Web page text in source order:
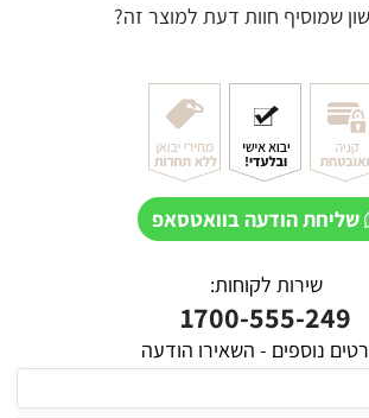
שמוסיף חוות דעת למוצר זה?
שליחת הודעה בוואטסאפ
שירות לקוחות:
1700-555-249
נוספים - השאירו הודעה